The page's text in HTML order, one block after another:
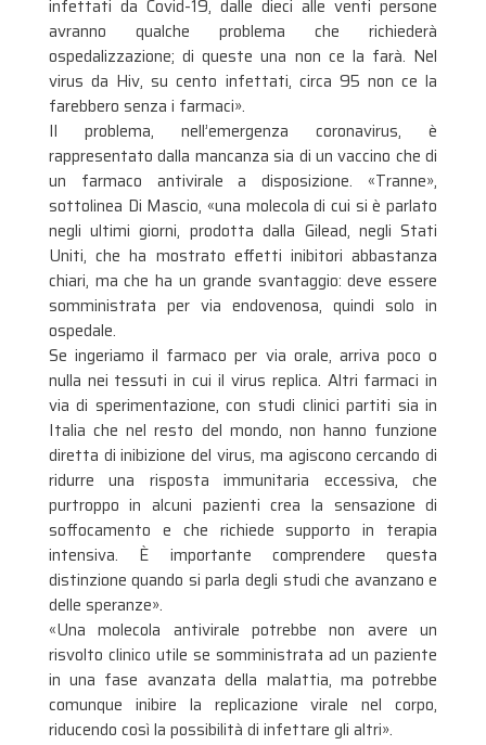
infettati da Covid-19, dalle dieci alle venti persone
avranno qualche problema che richiederà
ospedalizzazione; di queste una non ce la farà. Nel
virus da Hiv, su cento infettati, circa 95 non ce la
farebbero senza i farmaci».
Il problema, nell’emergenza coronavirus, è
rappresentato dalla mancanza sia di un vaccino che di
un farmaco antivirale a disposizione. «Tranne»,
sottolinea Di Mascio, «una molecola di cui si è parlato
negli ultimi giorni, prodotta dalla Gilead, negli Stati
Uniti, che ha mostrato effetti inibitori abbastanza
chiari, ma che ha un grande svantaggio: deve essere
somministrata per via endovenosa, quindi solo in
ospedale.
Se ingeriamo il farmaco per via orale, arriva poco o
nulla nei tessuti in cui il virus replica. Altri farmaci in
via di sperimentazione, con studi clinici partiti sia in
Italia che nel resto del mondo, non hanno funzione
diretta di inibizione del virus, ma agiscono cercando di
ridurre una risposta immunitaria eccessiva, che
purtroppo in alcuni pazienti crea la sensazione di
soffocamento e che richiede supporto in terapia
intensiva. È importante comprendere questa
distinzione quando si parla degli studi che avanzano e
delle speranze».
«Una molecola antivirale potrebbe non avere un
risvolto clinico utile se somministrata ad un paziente
in una fase avanzata della malattia, ma potrebbe
comunque inibire la replicazione virale nel corpo,
riducendo così la possibilità di infettare gli altri».